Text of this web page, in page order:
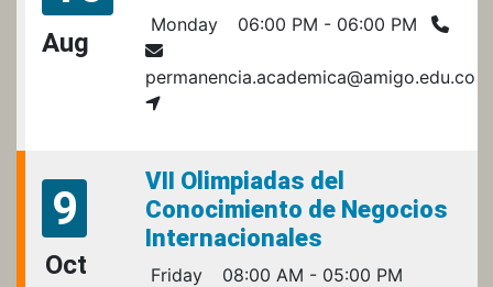
Aug
Monday 06:00 PM - 06:00 PM
permanencia.academica@amigo.edu.co
9
Oct
VII Olimpiadas del
Conocimiento de Negocios
Internacionales
Friday
08:00 AM - 05:00 PM